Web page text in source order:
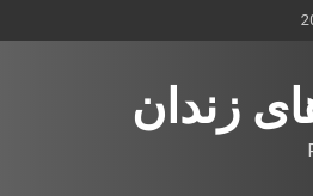
زندان